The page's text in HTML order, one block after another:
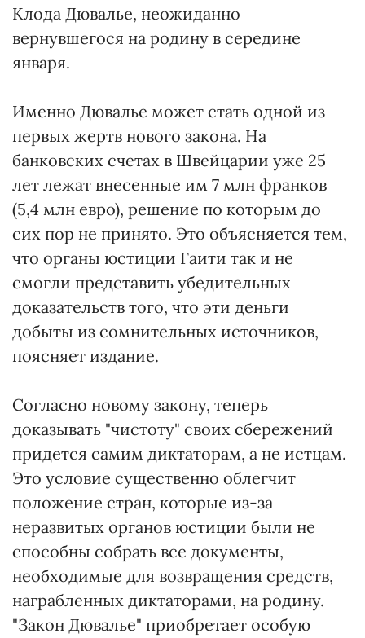
Клода Дювалье, неожиданно
вернувшегося на родину в середине
января.
Именно Дювалье может стать одной из
первых жертв нового закона. На
банковских счетах в Швейцарии уже 25
лет лежат внесенные им 7 млн франков
(5,4 млн евро), решение по которым до
сих пор не принято. Это объясняется тем,
что органы юстиции Гаити так и не
смогли представить убедительных
доказательств того, что эти деньги
добыты из сомнительных источников,
поясняет издание.
Согласно новому закону, теперь
доказывать "чистоту" своих сбережений
придется самим диктаторам, а не истцам.
Это условие существенно облегчит
положение стран, которые из-за
неразвитых органов юстиции были не
способны собрать все документы,
необходимые для возвращения средств,
награбленных диктаторами, на родину.
"Закон Дювалье" приобретает особую